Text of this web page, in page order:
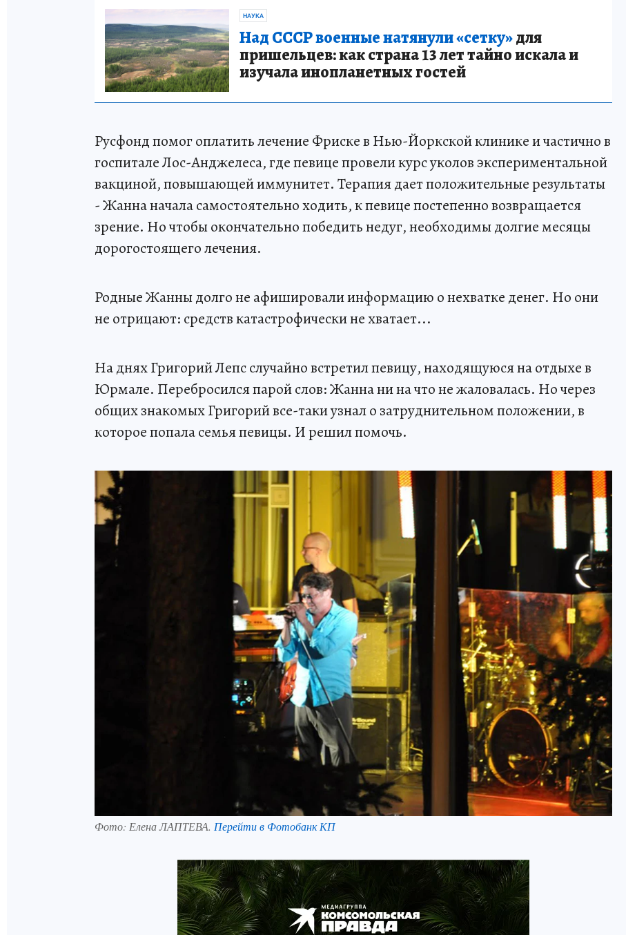
НАУКА
Над СССР военные натянули «сетку»для
пришельцев: как страна 13 лет тайно искала и
изучала инопланетных гостей
Русфонд помог оплатить лечение Фриске в Нью-Йоркской клинике и частично в
госпитале Лос-Анджелеса, где певице провели курс уколов экспериментальной
вакциной, повышающей иммунитет. Терапия дает положительные результаты
- Жанна начала самостоятельно ходить, к певице постепенно возвращается
зрение. Но чтобы окончательно победить недуг, необходимы долгие месяцы
дорогостоящего лечения.
Родные Жанны долго не афишировали информацию о нехватке денег. Но они
не отрицают: средств катастрофически не хватает...
На днях Григорий Лепс случайно встретил певицу, находящуюся на отдыхе в
Юрмале. Перебросился парой слов: Жанна ни на что не жаловалась. Но через
общих знакомых Григорий все-таки узнал о затруднительном положении, в
которое попала семья певицы. И решил помочь.
Фото: Елена ЛАПТЕВА. Перейти в Фотобанк КП